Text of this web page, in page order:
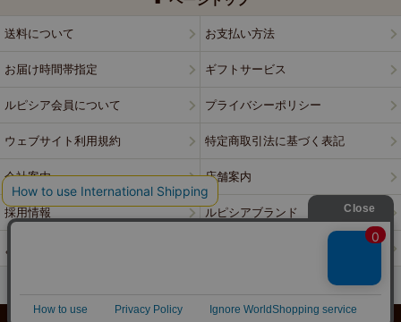
送料について お支払い方法
お届け時間帯指定 ギフトサービス
ルピシア会員について プライバシーポリシー
ウェブサイト利用規約 特定商取引法に基づく表記
会社案内 店舗案内
採用情報 ルピシアブランド
よくある質問